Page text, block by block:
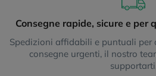
Consegne rapide, sicure e per
Spedizioni affidabili e puntuali per
consegne urgenti, il nostro